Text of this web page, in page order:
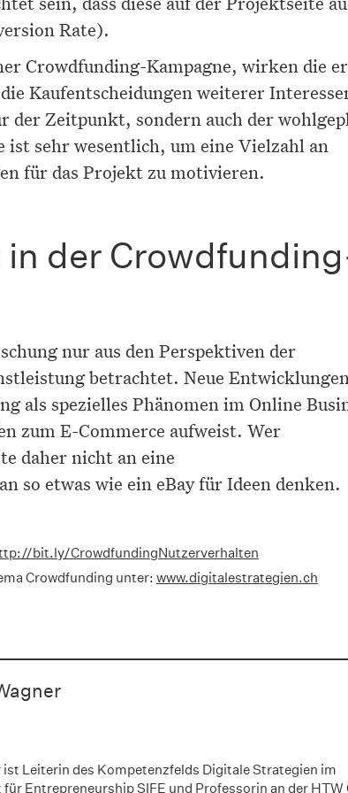
Rate).
Crowdfunding-Kampagne, wirken die
Kaufentscheidungen weiterer
Zeitpunkt, sondern auch der
sehr wesentlich, um eine Vielzahl an
für das Projekt zu motivieren.
der
nur aus den Perspektiven der
betrachtet. Neue Entwicklungen
als spezielles Phänomen im Online
zum E-Commerce aufweist. Wer
daher nicht an eine
so etwas wie ein eBay für Ideen denken.
bit.ly/CrowdfundingNutzerverhalten
Crowdfunding unter: www.digitalestrategien.ch
Leiterin des Kompetenzfelds Digitale Strategien im
Entrepreneurship SIFE und Professorin an der HTW